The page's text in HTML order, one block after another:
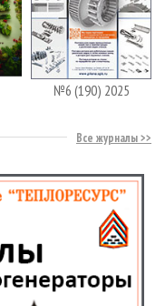
№6 (190) 2025
Все журналы